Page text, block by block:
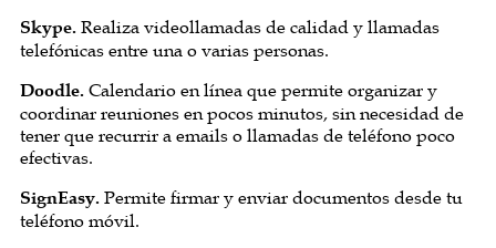
Skype. Realiza videollamadas de calidad y llamadas
telefónicas entre una o varias personas.
Doodle. Calendario en línea que permite organizar y
coordinar reuniones en pocos minutos, sin necesidad de
tener que recurrir a emails o llamadas de teléfono poco
efectivas.
SignEasy. Permite firmar y enviar documentos desde tu
teléfono móvil.